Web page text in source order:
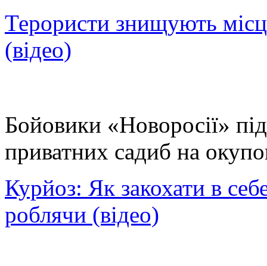
Терористи знищують
(відео)
Бойовики «Новоросії»
приватних садиб на
Курйоз: Як закохати в
роблячи (відео)